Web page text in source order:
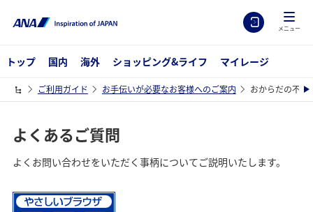
メニュー
トップ 国内 海外 ショッピング&ライフ マイレージ
ご利用ガイド お手伝いが必要なお客様へのご案内 おからだの不自
よくあるご質問
よくお問い合わせをいただく事柄についてご説明いたします。